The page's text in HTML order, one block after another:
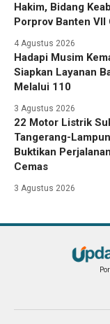
Hakim, Bidang
Porprov Banten VII
4 Agustus 2026
Hadapi Musim
Siapkan Layanan
Melalui 110
3 Agustus 2026
22 Motor Listrik
Tangerang-
Buktikan
Cemas
3 Agustus 2026